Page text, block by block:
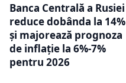
Banca Centrală a Rusiei
reduce dobânda la 14%
și majorează prognoza
de inflație la 6%-7%
pentru 2026